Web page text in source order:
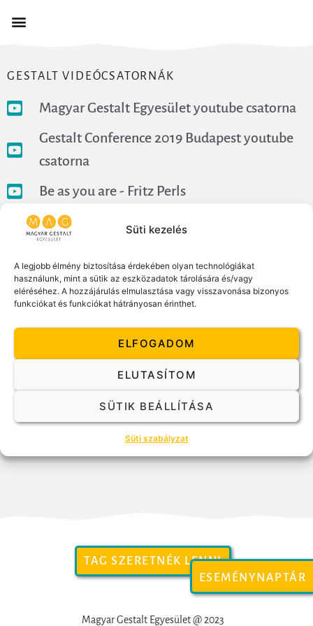
Süti kezelés
A legjobb élmény biztosítása érdekében olyan technológiákat
használunk, mint a sütik az eszközadatok tárolására és/vagy
eléréséhez. A hozzájárulás elmulasztása vagy visszavonása bizonyos
funkciókat és funkciókat hátrányosan érinthet.
ELFOGADOM
ELUTASÍTOM
SÜTIK BEÁLLÍTÁSA
Süti szabályzat
ESEMÉNYNAPTÁR
GESTALT VIDEÓCSATORNÁK
Magyar Gestalt Egyesület youtube csatorna
Gestalt Conference 2019 Budapest youtube
csatorna
Be as you are - Fritz Perls
Gestalt Therapy
TAG SZERETNÉK LENNI
Magyar Gestalt Egyesület @ 2023